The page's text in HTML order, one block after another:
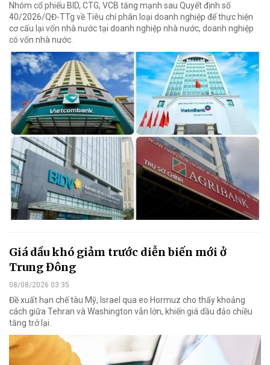
Nhóm cổ phiếu BID, CTG, VCB tăng mạnh sau Quyết định số
40/2026/QĐ-TTg về Tiêu chí phân loại doanh nghiệp để thực hiện
cơ cấu lại vốn nhà nước tại doanh nghiệp nhà nước, doanh nghiệp
có vốn nhà nước.
Giá dầu khó giảm trước diễn biến mới ở
Trung Đông
08/08/2026 03:35
Đề xuất hạn chế tàu Mỹ, Israel qua eo Hormuz cho thấy khoảng
cách giữa Tehran và Washington vẫn lớn, khiến giá dầu đảo chiều
tăng trở lại.